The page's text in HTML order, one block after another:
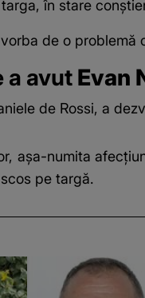
în stare
de o
a avut Evan
de Rossi, a
așa-numita
pe targă.